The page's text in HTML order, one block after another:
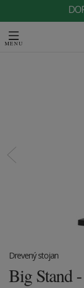
Drevený stojan
Big Stand